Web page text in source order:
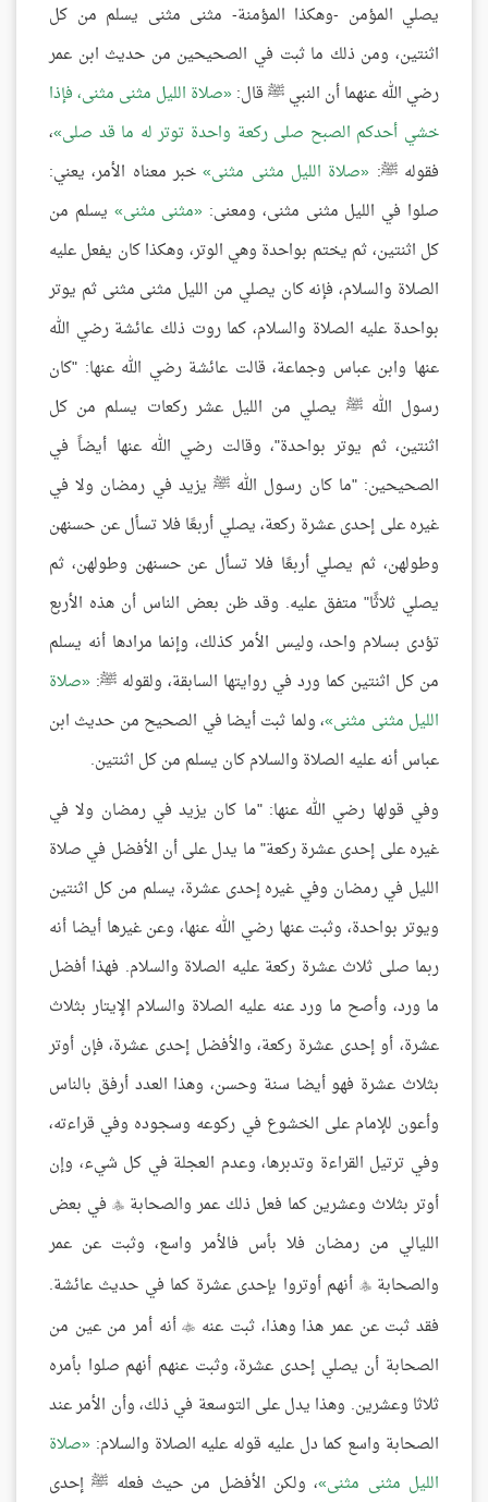
يصلي المؤمن -وهكذا المؤمنة- مثنى مثنى يسلم من كل
اثنتين، ومن ذلك ما ثبت في الصحيحين من حديث ابن عمر
رضي الله عنهما أن النبي ﷺ قال: صلاة الليل مثنى مثنى، فإذا
خشي أحدكم الصبح صلى ركعة واحدة توتر له ما قد صلى ،
فقوله ﷺ: صلاة الليل مثنى مثنى خبر معناه الأمر، يعني:
صلوا في الليل مثنى مثنى، ومعنى: مثنى مثنى يسلم من
كل اثنتين، ثم يختم بواحدة وهي الوتر، وهكذا كان يفعل عليه
الصلاة والسلام، فإنه كان يصلي من الليل مثنى مثنى ثم يوتر
بواحدة عليه الصلاة والسلام، كما روت ذلك عائشة رضي الله
عنها وابن عباس وجماعة، قالت عائشة رضي الله عنها: "كان
رسول الله ﷺ يصلي من الليل عشر ركعات يسلم من كل
اثنتين، ثم يوتر بواحدة"، وقالت رضي الله عنها أيضاً في
الصحيحين: "ما كان رسول الله ﷺ يزيد في رمضان ولا في
غيره على إحدى عشرة ركعة، يصلي أربعًا فلا تسأل عن حسنهن
وطولهن، ثم يصلي أربعًا فلا تسأل عن حسنهن وطولهن، ثم
يصلي ثلاثًا" متفق عليه. وقد ظن بعض الناس أن هذه الأربع
تؤدى بسلام واحد، وليس الأمر كذلك، وإنما مرادها أنه يسلم
من كل اثنتين كما ورد في روايتها السابقة، ولقوله ﷺ: صلاة
الليل مثنى مثنى ، ولما ثبت أيضا في الصحيح من حديث ابن
عباس أنه عليه الصلاة والسلام كان يسلم من كل اثنتين.
وفي قولها رضي الله عنها: "ما كان يزيد في رمضان ولا في
غيره على إحدى عشرة ركعة" ما يدل على أن الأفضل في صلاة
الليل في رمضان وفي غيره إحدى عشرة، يسلم من كل اثنتين
ويوتر بواحدة، وثبت عنها رضي الله عنها، وعن غيرها أيضا أنه
ربما صلى ثلاث عشرة ركعة عليه الصلاة والسلام. فهذا أفضل
ما ورد، وأصح ما ورد عنه عليه الصلاة والسلام الإيتار بثلاث
عشرة، أو إحدى عشرة ركعة، والأفضل إحدى عشرة، فإن أوتر
بثلاث عشرة فهو أيضا سنة وحسن، وهذا العدد أرفق بالناس
وأعون للإمام على الخشوع في ركوعه وسجوده وفي قراءته،
وفي ترتيل القراءة وتدبرها، وعدم العجلة في كل شيء، وإن
أوتر بثلاث وعشرين كما فعل ذلك عمر والصحابة  في بعض
الليالي من رمضان فلا بأس فالأمر واسع، وثبت عن عمر
والصحابة أنهم أوتروا بإحدى عشرة كما في حديث عائشة.
فقد ثبت عن عمر هذا وهذا، ثبت عنه أنه أمر من عين من
الصحابة أن يصلي إحدى عشرة، وثبت عنهم أنهم صلوا بأمره
ثلاثا وعشرين. وهذا يدل على التوسعة في ذلك، وأن الأمر عند
الصحابة واسع كما دل عليه قوله عليه الصلاة والسلام: صلاة
الليل مثنى مثنى ، ولكن الأفضل من حيث فعله ﷺ إحدى